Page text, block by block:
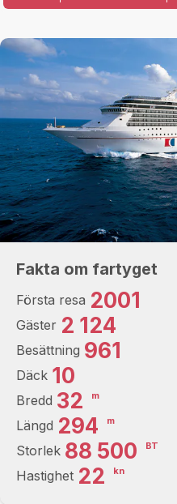
Fakta om fartyget
Första resa 2001
Gäster 2 124
Besättning 961
Däck 10
Bredd 32 m
Längd 294 m
Storlek 88 500 BT
Hastighet 22 kn